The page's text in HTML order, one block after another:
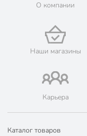
О компании
Наши магазины
Карьера
Каталог товаров